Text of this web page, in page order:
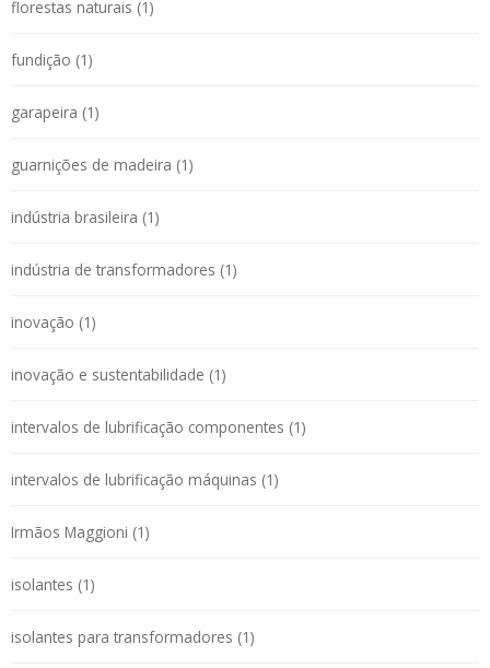
florestas naturais (1)
fundição (1)
garapeira (1)
guarnições de madeira (1)
indústria brasileira (1)
indústria de transformadores (1)
inovação (1)
inovação e sustentabilidade (1)
intervalos de lubrificação componentes (1)
intervalos de lubrificação máquinas (1)
Irmãos Maggioni (1)
isolantes (1)
isolantes para transformadores (1)